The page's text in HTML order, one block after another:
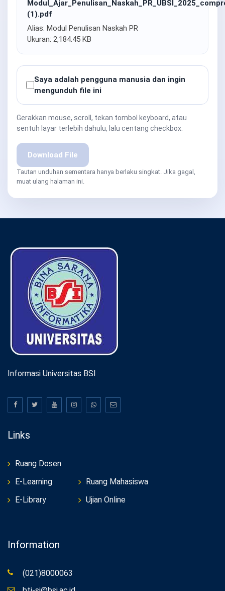
(1).pdf
Alias: Modul Penulisan Naskah PR
Ukuran: 2,184.45 KB
Saya adalah pengguna manusia dan ingin
mengunduh file ini
Gerakkan mouse, scroll, tekan tombol keyboard, atau
sentuh layar terlebih dahulu, lalu centang checkbox.
Download File
Tautan unduhan sementara hanya berlaku singkat. Jika gagal,
muat ulang halaman ini.
Informasi Universitas BSI
Links
Ruang Dosen
E-Learning
E-Library
Ruang Mahasiswa
Ujian Online
Information
(021)8000063